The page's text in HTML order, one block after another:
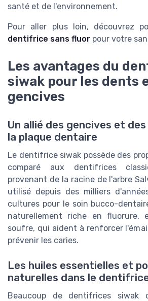
santé et de l'environnement.
Pour aller plus loin, découvrez
dentifrice sans fluor pour votre
Les avantages du
siwak pour les dents
gencives
Un allié des gencives et
la plaque dentaire
Le dentifrice siwak possède des
comparé aux dentifrices
provenant de la racine de l'arbre
utilisé depuis des milliers
cultures pour le soin bucco-
naturellement riche en fluorure,
soufre, qui aident à renforcer
prévenir les caries.
Les huiles essentielles et
naturelles dans le
Beaucoup de dentifrices siwak